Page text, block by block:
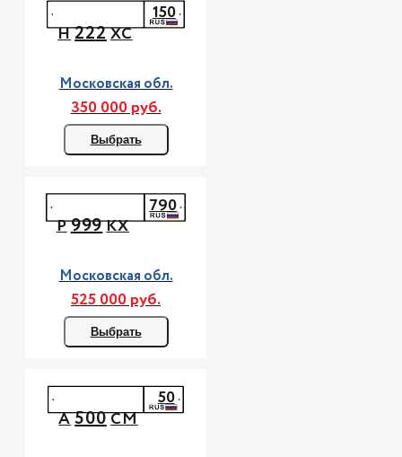
Н222ХС
150
Московская обл.
350 000 руб.
Выбрать
Р999КХ
790
Московская обл.
525 000 руб.
Выбрать
А500СМ
50